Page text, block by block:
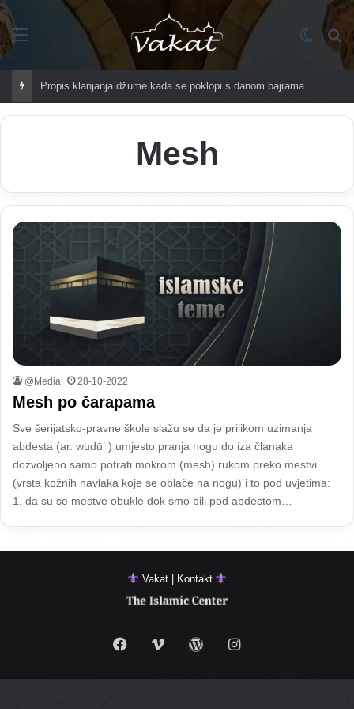
Propis klanjanja džume kada se poklopi s danom bajrama
Mesh
@Media 28-10-2022
Mesh po čarapama
Sve šerijatsko-pravne škole slažu se da je prilikom uzimanja
abdesta (ar. wudū’ ) umjesto pranja nogu do iza članaka
dozvoljeno samo potrati mokrom (mesh) rukom preko mestvi
(vrsta kožnih navlaka koje se oblače na nogu) i to pod uvjetima:
1. da su se mestve obukle dok smo bili pod abdestom…
Vakat | Kontakt
FacebookVimeo WordPressInstagram